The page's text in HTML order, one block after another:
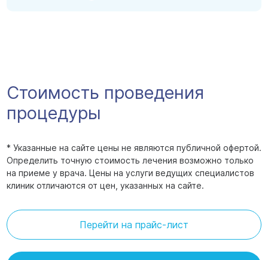
Стоимость проведения
процедуры
* Указанные на сайте цены не являются публичной офертой.
Определить точную стоимость лечения возможно только
на приеме у врача. Цены на услуги ведущих специалистов
клиник отличаются от цен, указанных на сайте.
Перейти на прайс-лист